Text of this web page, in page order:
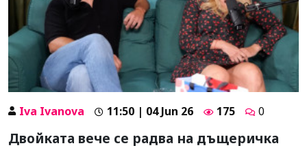
Iva Ivanova 11:50 | 04 Jun 26 175 0
Двойката вече се радва на дъщеричка